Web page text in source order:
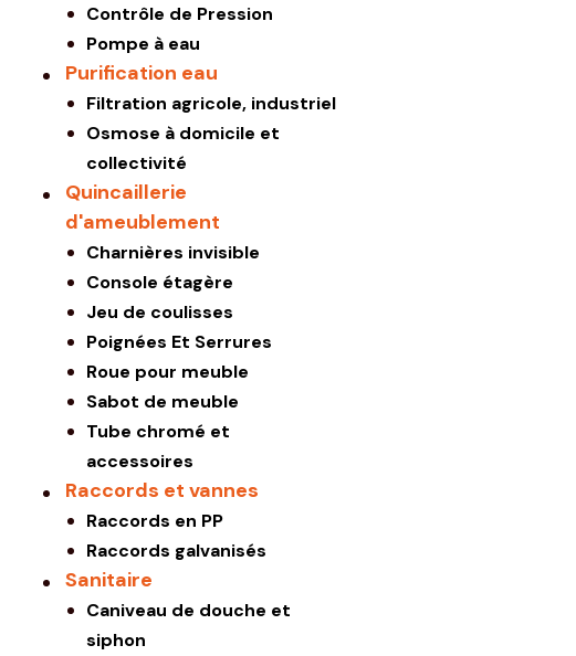
Contrôle de Pression
Pompe à eau
Purification eau
Filtration agricole, industriel
Osmose à domicile et
collectivité
Quincaillerie
d'ameublement
Charnières invisible
Console étagère
Jeu de coulisses
Poignées Et Serrures
Roue pour meuble
Sabot de meuble
Tube chromé et
accessoires
Raccords et vannes
Raccords en PP
Raccords galvanisés
Sanitaire
Caniveau de douche et
siphon